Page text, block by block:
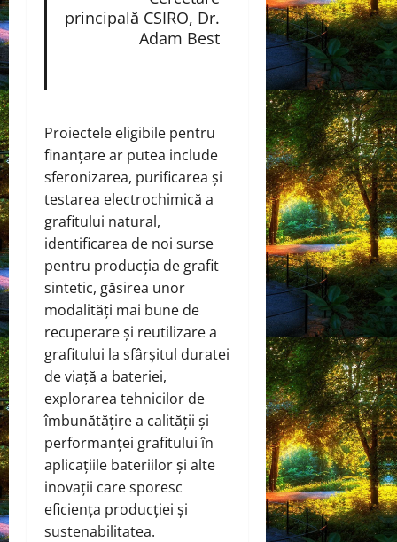
principală CSIRO, Dr.
Adam Best
Proiectele eligibile pentru
finanțare ar putea include
sferonizarea, purificarea și
testarea electrochimică a
grafitului natural,
identificarea de noi surse
pentru producția de grafit
sintetic, găsirea unor
modalități mai bune de
recuperare și reutilizare a
grafitului la sfârșitul duratei
de viață a bateriei,
explorarea tehnicilor de
îmbunătățire a calității și
performanței grafitului în
aplicațiile bateriilor și alte
inovații care sporesc
eficiența producției și
sustenabilitatea.